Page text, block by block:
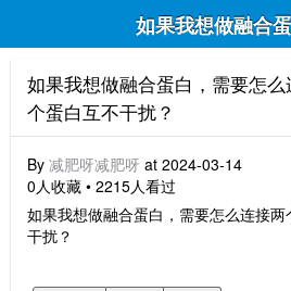
如果我想做融合
如果我想做融合蛋白，需要怎
个蛋白互不干扰？
By 减肥呀减肥呀 at 2024-03-14
0人收藏 • 2215人看过
如果我想做融合蛋白，需要怎么连接
干扰？